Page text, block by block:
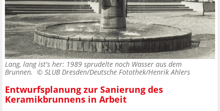
Lang, lang ist's her: 1989 sprudelte noch Wasser aus dem
Brunnen. © SLUB Dresden/Deutsche Fotothek/Henrik Ahlers
Entwurfsplanung zur Sanierung des
Keramikbrunnens in Arbeit